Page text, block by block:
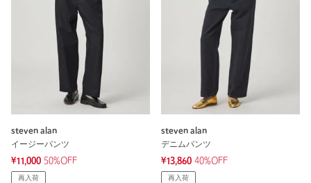
steven alan
イージーパンツ
¥11,000 50%OFF
再入荷
steven alan
デニムパンツ
¥13,860 40%OFF
再入荷